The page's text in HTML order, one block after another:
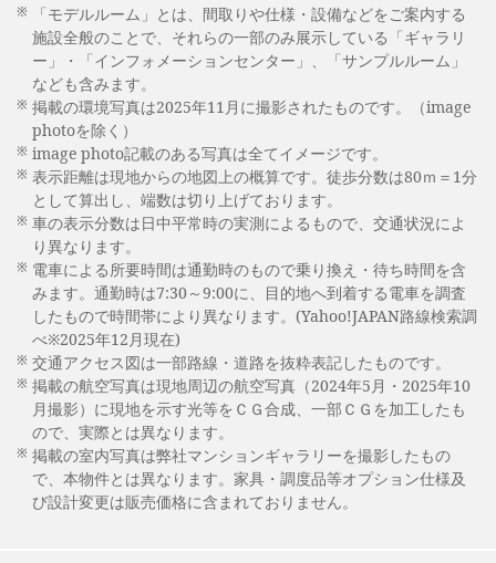
※
「モデルルーム」とは、間取りや仕様・設備などをご案内する
施設全般のことで、それらの一部のみ展示している「ギャラリ
ー」・「インフォメーションセンター」、「サンプルルーム」
なども含みます。
※ 掲載の環境写真は2025年11月に撮影されたものです。（image
photoを除く）
※ image photo記載のある写真は全てイメージです。
※ 表示距離は現地からの地図上の概算です。徒歩分数は80ｍ＝1分
として算出し、端数は切り上げております。
※ 車の表示分数は日中平常時の実測によるもので、交通状況によ
り異なります。
※ 電車による所要時間は通勤時のもので乗り換え・待ち時間を含
みます。通勤時は7:30～9:00に、目的地へ到着する電車を調査
したもので時間帯により異なります。(Yahoo!JAPAN路線検索調
べ※2025年12月現在)
※ 交通アクセス図は一部路線・道路を抜粋表記したものです。
※ 掲載の航空写真は現地周辺の航空写真（2024年5月・2025年10
月撮影）に現地を示す光等をＣＧ合成、一部ＣＧを加工したも
ので、実際とは異なります。
※ 掲載の室内写真は弊社マンションギャラリーを撮影したもの
で、本物件とは異なります。家具・調度品等オプション仕様及
び設計変更は販売価格に含まれておりません。